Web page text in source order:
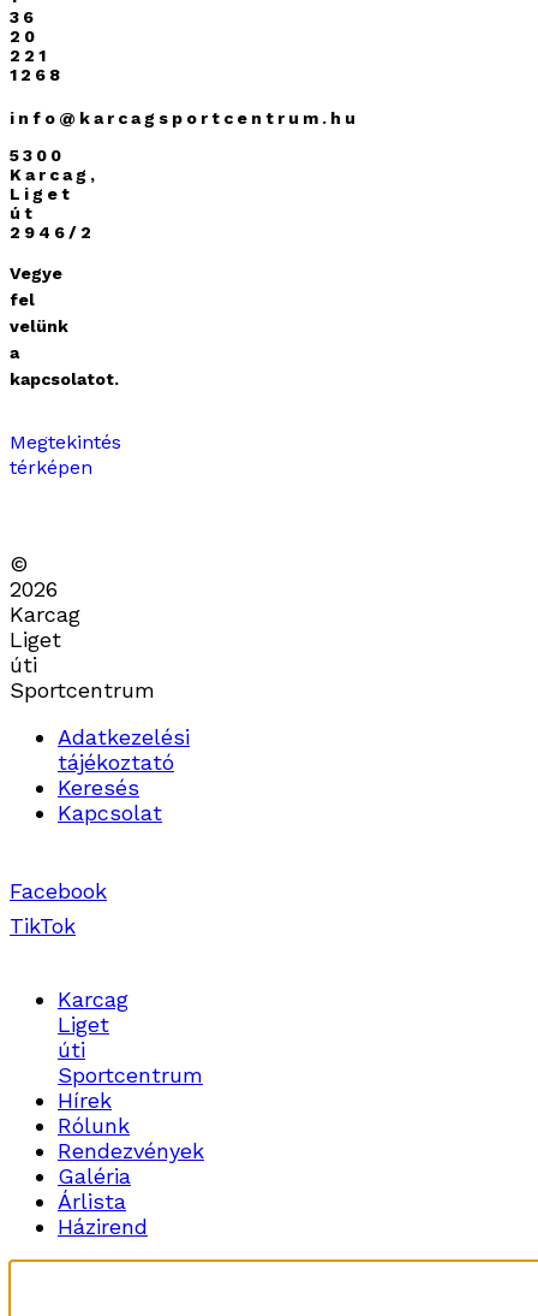
36
20
221
1268
info@karcagsportcentrum.hu
5300
Karcag,
Liget
út
2946/2
Vegye
fel
velünk
a
kapcsolatot.
Megtekintés
térképen
©
2026
Karcag
Liget
úti
Sportcentrum
Adatkezelési
tájékoztató
Keresés
Kapcsolat
Facebook
TikTok
Karcag
Liget
úti
Sportcentrum
Hírek
Rólunk
Rendezvények
Galéria
Árlista
Házirend